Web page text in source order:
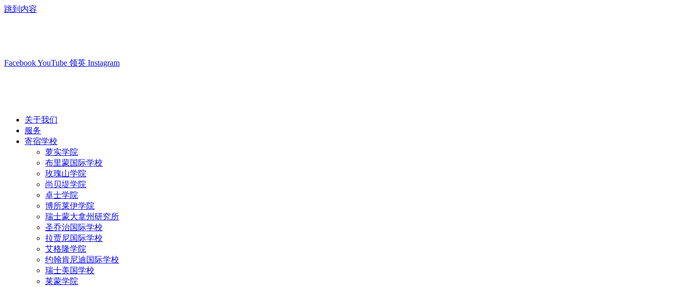
跳到内容
FacebookYouTube 领英 Instagram
关于我们
服务
寄宿学校
萝实学院
布里蒙国际学校
玫瑰山学院
尚贝堤学院
卓士学院
博所莱伊学院
瑞士蒙大拿州研究所
圣乔治国际学校
拉贾尼国际学校
艾格隆学院
约翰肯尼迪国际学校
瑞士美国学校
莱蒙学院